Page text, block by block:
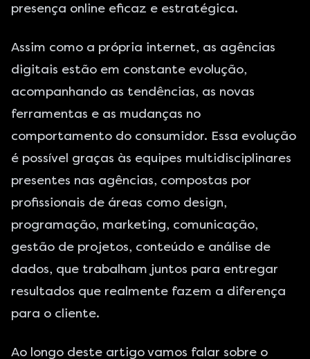
presença online eficaz e estratégica.
Assim como a própria internet, as agências
digitais estão em constante evolução,
acompanhando as tendências, as novas
ferramentas e as mudanças no
comportamento do consumidor. Essa evolução
é possível graças às equipes multidisciplinares
presentes nas agências, compostas por
profissionais de áreas como design,
programação, marketing, comunicação,
gestão de projetos, conteúdo e análise de
dados, que trabalham juntos para entregar
resultados que realmente fazem a diferença
para o cliente.
Ao longo deste artigo vamos falar sobre o